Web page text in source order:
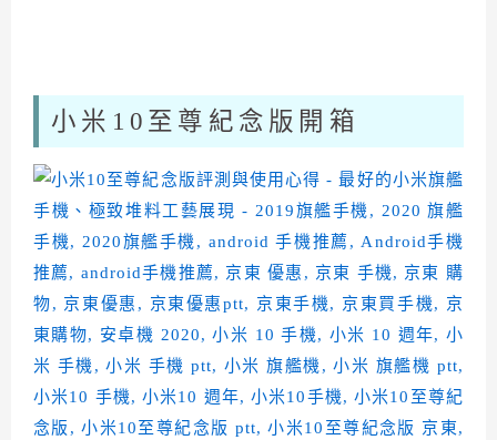
小米10至尊紀念版開箱